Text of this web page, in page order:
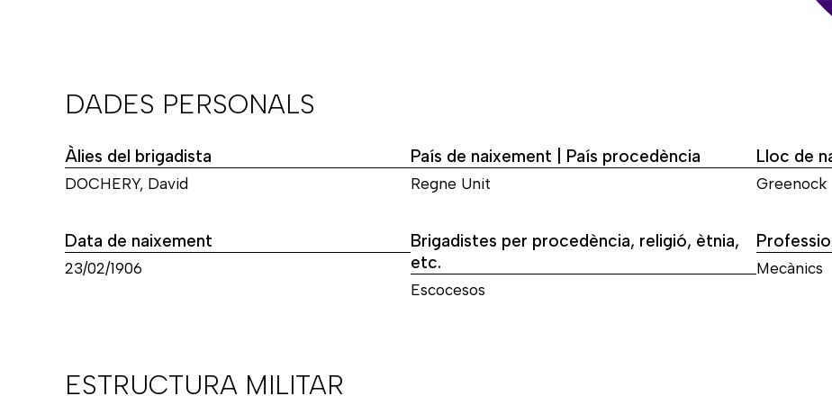
DADES PERSONALS
Àlies del brigadista
DOCHERY, David
País de naixement | País procedència
Regne Unit
Lloc de
Greenock
Data de naixement
23/02/1906
Brigadistes per procedència, religió, ètnia,
etc.
Escocesos
Mecànics
ESTRUCTURA MILITAR